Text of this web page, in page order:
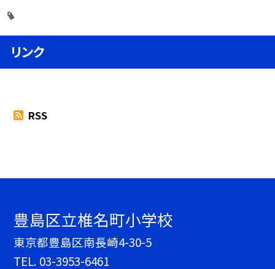
リンク
RSS
豊島区立椎名町小学校
東京都豊島区南長崎4-30-5
TEL. 03-3953-6461